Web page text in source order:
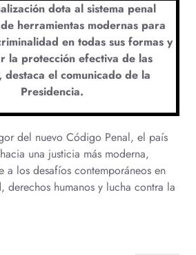
dota al sistema penal
herramientas modernas para
en todas sus formas y
la protección efectiva de las
destaca el comunicado de la
Presidencia.
del nuevo Código Penal, el país
una justicia más moderna,
a los desafíos contemporáneos en
derechos humanos y lucha contra la